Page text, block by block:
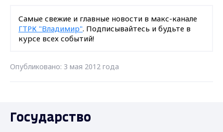
Самые свежие и главные новости в макс-канале
ГТРК "Владимир". Подписывайтесь и будьте в
курсе всех событий!
Опубликовано: 3 мая 2012 года
Государство